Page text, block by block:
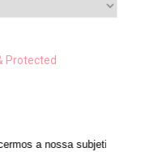
ANAIS NIN